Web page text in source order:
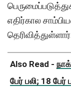
எதிர்கால
Also Read -
பேர் பலி; 18 பேர்